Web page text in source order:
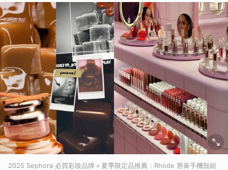
2025 Sephora 必買彩妝品牌＋夏季限定品推薦：Rhode 唇膏手機殼組